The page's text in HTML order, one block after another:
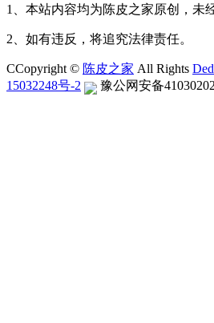
1、本站内容均为陈皮之家原创，未
2、如有违反，将追究法律责任。
CCopyright © 陈皮之家 All Rights
15032248号-2
豫公网安备